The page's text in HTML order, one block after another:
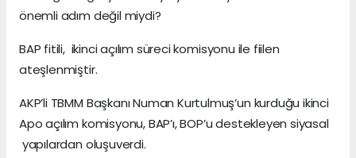
önemli adım değil miydi?
BAP fitili, ikinci açılım süreci komisyonu ile fiilen
ateşlenmiştir.
AKP’li TBMM Başkanı Numan Kurtulmuş’un kurduğu ikinci
Apo açılım komisyonu, BAP’ı, BOP’u destekleyen siyasal
yapılardan oluşuverdi.